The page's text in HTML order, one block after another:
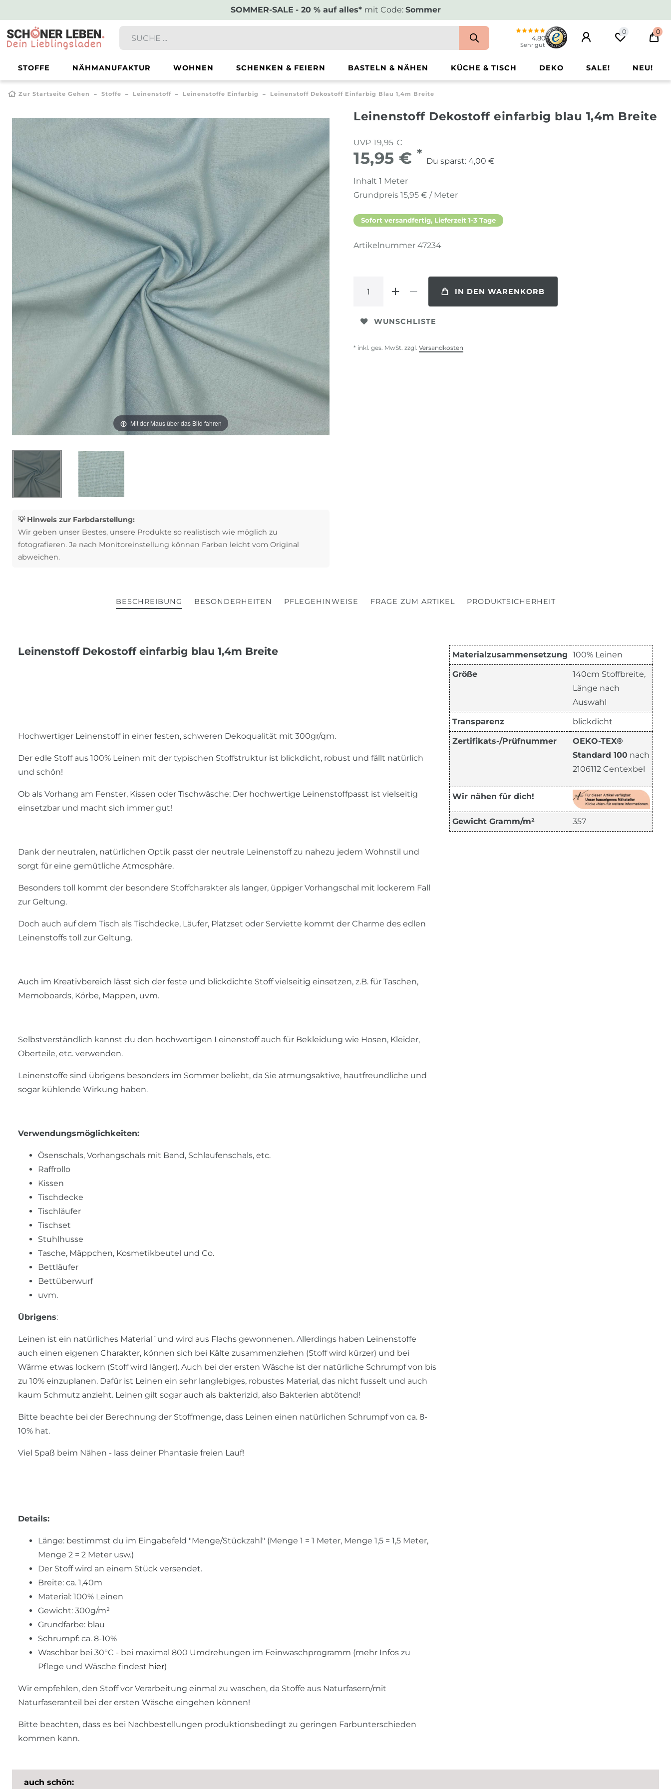
SOMMER-SALE - 20 % auf alles* mit Code: Sommer
4.80
Sehr gut
0 0
STOFFE NÄHMANUFAKTUR WOHNEN SCHENKEN & FEIERN BASTELN & NÄHEN KÜCHE & TISCH DEKO SALE! NEU!
Zur Startseite Gehen Stoffe Leinenstoff Leinenstoffe Einfarbig Leinenstoff Dekostoff Einfarbig Blau 1,4m Breite
Mit der Maus über das Bild fahren
💡 Hinweis zur Farbdarstellung:
Wir geben unser Bestes, unsere Produkte so realistisch wie möglich zu
fotografieren. Je nach Monitoreinstellung können Farben leicht vom Original
abweichen.
Leinenstoff Dekostoff einfarbig blau 1,4m Breite
UVP 19,95 €
15,95 € *
Du sparst: 4,00 €
Inhalt 1 Meter
Grundpreis 15,95 € / Meter
Sofort versandfertig, Lieferzeit 1-3 Tage
Artikelnummer 47234
IN DEN WARENKORB
WUNSCHLISTE
* inkl. ges. MwSt. zzgl. Versandkosten
BESCHREIBUNG BESONDERHEITEN PFLEGEHINWEISE FRAGE ZUM ARTIKEL PRODUKTSICHERHEIT
Leinenstoff Dekostoff einfarbig blau 1,4m Breite
Hochwertiger Leinenstoff in einer festen, schweren Dekoqualität mit 300gr/qm.
Der edle Stoff aus 100% Leinen mit der typischen Stoffstruktur ist blickdicht, robust und fällt natürlich
und schön!
Ob als Vorhang am Fenster, Kissen oder Tischwäsche: Der hochwertige Leinenstoffpasst ist vielseitig
einsetzbar und macht sich immer gut!
Dank der neutralen, natürlichen Optik passt der neutrale Leinenstoff zu nahezu jedem Wohnstil und
sorgt für eine gemütliche Atmosphäre.
Besonders toll kommt der besondere Stoffcharakter als langer, üppiger Vorhangschal mit lockerem Fall
zur Geltung.
Doch auch auf dem Tisch als Tischdecke, Läufer, Platzset oder Serviette kommt der Charme des edlen
Leinenstoffs toll zur Geltung.
Auch im Kreativbereich lässt sich der feste und blickdichte Stoff vielseitig einsetzen, z.B. für Taschen,
Memoboards, Körbe, Mappen, uvm.
Selbstverständlich kannst du den hochwertigen Leinenstoff auch für Bekleidung wie Hosen, Kleider,
Oberteile, etc. verwenden.
Leinenstoffe sind übrigens besonders im Sommer beliebt, da Sie atmungsaktive, hautfreundliche und
sogar kühlende Wirkung haben.
Verwendungsmöglichkeiten:
Ösenschals, Vorhangschals mit Band, Schlaufenschals, etc.
Raffrollo
Kissen
Tischdecke
Tischläufer
Tischset
Stuhlhusse
Tasche, Mäppchen, Kosmetikbeutel und Co.
Bettläufer
Bettüberwurf
uvm.
Übrigens:
Leinen ist ein natürliches Material´und wird aus Flachs gewonnenen. Allerdings haben Leinenstoffe
auch einen eigenen Charakter, können sich bei Kälte zusammenziehen (Stoff wird kürzer) und bei
Wärme etwas lockern (Stoff wird länger). Auch bei der ersten Wäsche ist der natürliche Schrumpf von bis
zu 10% einzuplanen. Dafür ist Leinen ein sehr langlebiges, robustes Material, das nicht fusselt und auch
kaum Schmutz anzieht. Leinen gilt sogar auch als bakterizid, also Bakterien abtötend!
Bitte beachte bei der Berechnung der Stoffmenge, dass Leinen einen natürlichen Schrumpf von ca. 8-
10% hat.
Viel Spaß beim Nähen - lass deiner Phantasie freien Lauf!
Details:
Länge: bestimmst du im Eingabefeld "Menge/Stückzahl" (Menge 1 = 1 Meter, Menge 1,5 = 1,5 Meter,
Menge 2 = 2 Meter usw.)
Der Stoff wird an einem Stück versendet.
Breite: ca. 1,40m
Material: 100% Leinen
Gewicht: 300g/m²
Grundfarbe: blau
Schrumpf: ca. 8-10%
Waschbar bei 30°C - bei maximal 800 Umdrehungen im Feinwaschprogramm (mehr Infos zu
Pflege und Wäsche findest hier)
Wir empfehlen, den Stoff vor Verarbeitung einmal zu waschen, da Stoffe aus Naturfasern/mit
Naturfaseranteil bei der ersten Wäsche eingehen können!
Bitte beachten, dass es bei Nachbestellungen produktionsbedingt zu geringen Farbunterschieden
kommen kann.
Materialzusammensetzung 100% Leinen
Größe
140cm Stoffbreite,
Länge nach
Auswahl
Transparenz blickdicht
Zertifikats-/Prüfnummer
OEKO-TEX®
Standard 100 nach
2106112 Centexbel
Wir nähen für dich!
Gewicht Gramm/m² 357
auch schön: